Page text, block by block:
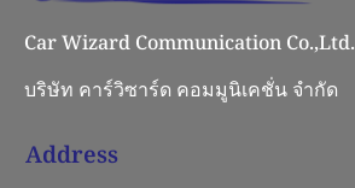
Car Wizard Communication Co.,Ltd.
บริษัท คาร์วิซาร์ด คอมมูนิเคชั่น จำกัด
Address